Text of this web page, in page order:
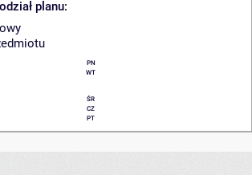
planu:
PN
WT
ŚR
CZ
PT